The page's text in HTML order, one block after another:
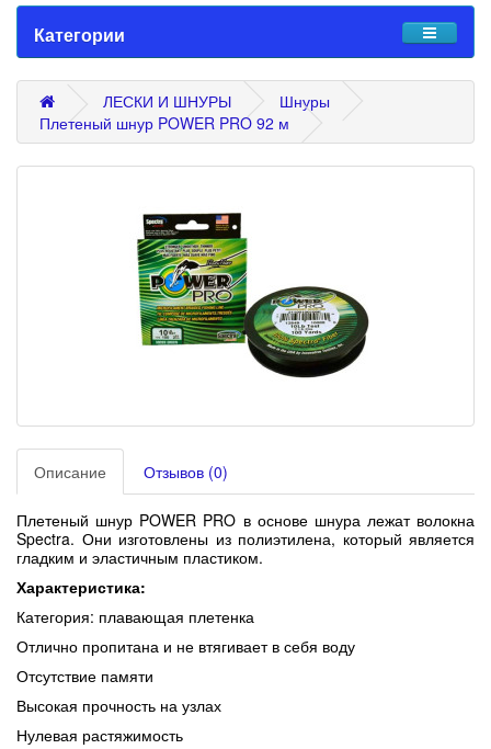
Категории
ЛЕСКИ И ШНУРЫ
Шнуры
Плетеный шнур POWER PRO 92 м
Описание Отзывов (0)
Плетеный шнур POWER PRO в основе шнура лежат волокна
Spectra. Они изготовлены из полиэтилена, который является
гладким и эластичным пластиком.
Характеристика:
Категория: плавающая плетенка
Отлично пропитана и не втягивает в себя воду
Отсутствие памяти
Высокая прочность на узлах
Нулевая растяжимость